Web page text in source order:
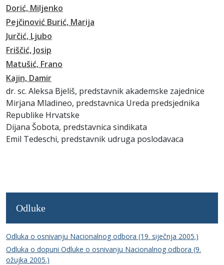
Dorić, Miljenko
Pejčinović Burić, Marija
Jurčić, Ljubo
Friščić, Josip
Matušić, Frano
Kajin, Damir
dr. sc. Aleksa Bjeliš, predstavnik akademske zajednice
Mirjana Mladineo, predstavnica Ureda predsjednika
Republike Hrvatske
Dijana Šobota, predstavnica sindikata
Emil Tedeschi, predstavnik udruga poslodavaca
Odluke
Odluka o osnivanju Nacionalnog odbora (19. siječnja 2005.)
Odluka o dopuni Odluke o osnivanju Nacionalnog odbora (9.
ožujka 2005.)